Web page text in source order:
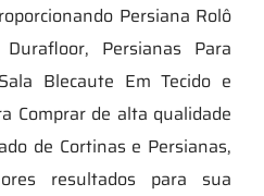
Persiana Rolô
Persianas Para
Blecaute Em Tecido e
Comprar de alta qualidade
de Cortinas e Persianas,
resultados para sua